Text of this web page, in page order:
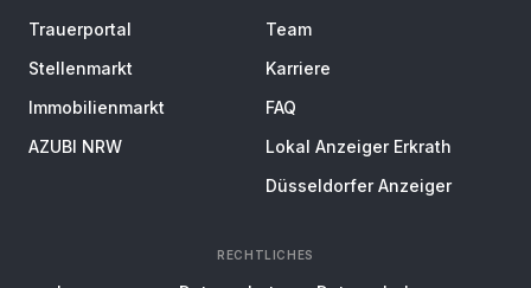
Trauerportal
Stellenmarkt
Immobilienmarkt
AZUBI NRW
Team
Karriere
FAQ
Lokal Anzeiger Erkrath
Düsseldorfer Anzeiger
RECHTLICHES